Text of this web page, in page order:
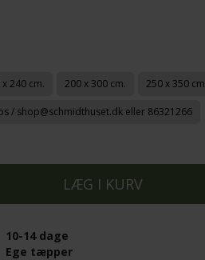
- HVID LE KLINT -
x 240 cm. 200 x 300 cm. 250 x 350
/ shop@schmidthuset.dk eller 86321266
10-14 dage
Ege tæpper